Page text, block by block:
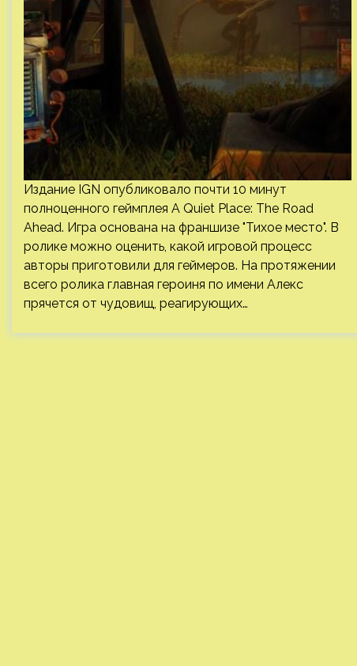
Издание IGN опубликовало почти 10 минут
полноценного геймплея A Quiet Place: The Road
Ahead. Игра основана на франшизе "Тихое место". В
ролике можно оценить, какой игровой процесс
авторы приготовили для геймеров. На протяжении
всего ролика главная героиня по имени Алекс
прячется от чудовищ, реагирующих…